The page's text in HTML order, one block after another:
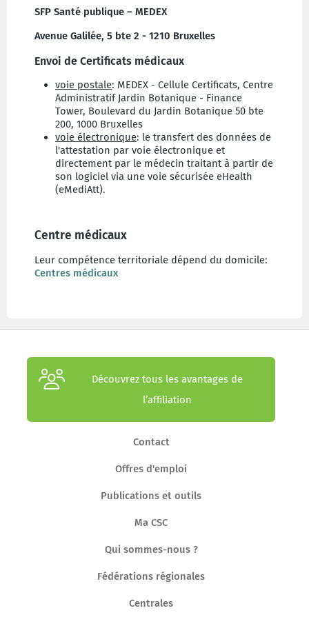
SFP Santé publique – MEDEX
Avenue Galilée, 5 bte 2 - 1210 Bruxelles
Envoi de Certificats médicaux
voie postale: MEDEX - Cellule Certificats, Centre
Administratif Jardin Botanique - Finance
Tower, Boulevard du Jardin Botanique 50 bte
200, 1000 Bruxelles
voie électronique: le transfert des données de
l'attestation par voie électronique et
directement par le médecin traitant à partir de
son logiciel via une voie sécurisée eHealth
(eMediAtt).
Centre médicaux
Leur compétence territoriale dépend du domicile:
Centres médicaux
Découvrez tous les avantages de
l’affiliation
Contact
Offres d'emploi
Publications et outils
Ma CSC
Qui sommes-nous ?
Fédérations régionales
Centrales